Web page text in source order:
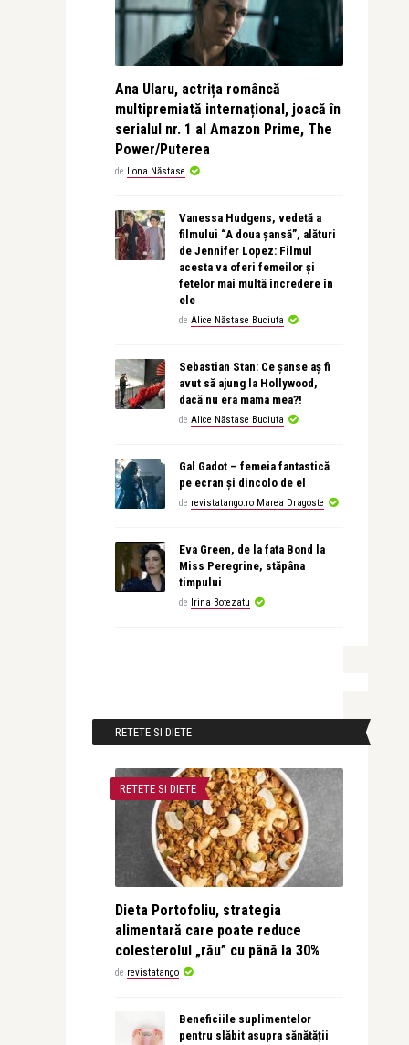
Ana Ularu, actrița româncă
multipremiată internațional, joacă în
serialul nr. 1 al Amazon Prime, The
Power/Puterea
de Ilona Năstase
Vanessa Hudgens, vedetă a
filmului “A doua șansă”, alături
de Jennifer Lopez: Filmul
acesta va oferi femeilor și
fetelor mai multă încredere în
ele
de Alice Năstase Buciuta
Sebastian Stan: Ce șanse aș fi
avut să ajung la Hollywood,
dacă nu era mama mea?!
de Alice Năstase Buciuta
Gal Gadot – femeia fantastică
pe ecran și dincolo de el
de revistatango.ro Marea Dragoste
Eva Green, de la fata Bond la
Miss Peregrine, stăpâna
timpului
de Irina Botezatu
RETETE SI DIETE
RETETE SI DIETE
Dieta Portofoliu, strategia
alimentară care poate reduce
colesterolul „rău” cu până la 30%
de revistatango
Beneficiile suplimentelor
pentru slăbit asupra sănătății